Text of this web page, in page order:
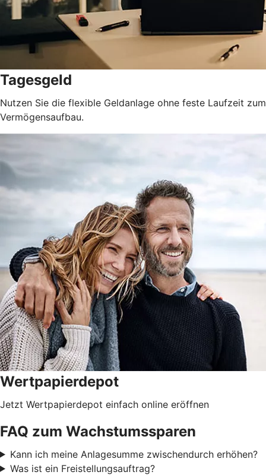
Tagesgeld
Nutzen Sie die flexible Geldanlage ohne feste Laufzeit zum
Vermögensaufbau.
Wertpapierdepot
Jetzt Wertpapierdepot einfach online eröffnen
FAQ zum Wachstumssparen
Kann ich meine Anlagesumme zwischendurch erhöhen?
Was ist ein Freistellungsauftrag?